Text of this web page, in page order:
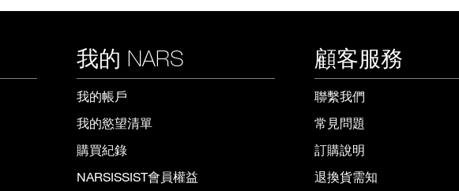
我的 NARS
我的帳戶
我的慾望清單
購買紀錄
NARSISSIST會員權益
顧客服務
聯繫我們
常見問題
訂購說明
退換貨需知